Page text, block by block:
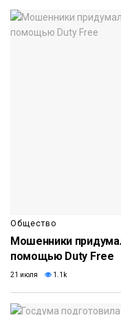
Общество
Мошенники
помощью Duty Free
21 июля 1.1k